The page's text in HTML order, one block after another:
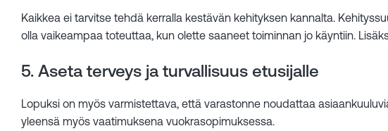
Kaikkea ei tarvitse tehdä kerralla kestävän kehityksen kannalta.
olla vaikeampaa toteuttaa, kun olette saaneet toiminnan jo käyntiin.
5. Aseta terveys ja turvallisuus etusijalle
Lopuksi on myös varmistettava, että varastonne noudattaa
yleensä myös vaatimuksena vuokrasopimuksessa.